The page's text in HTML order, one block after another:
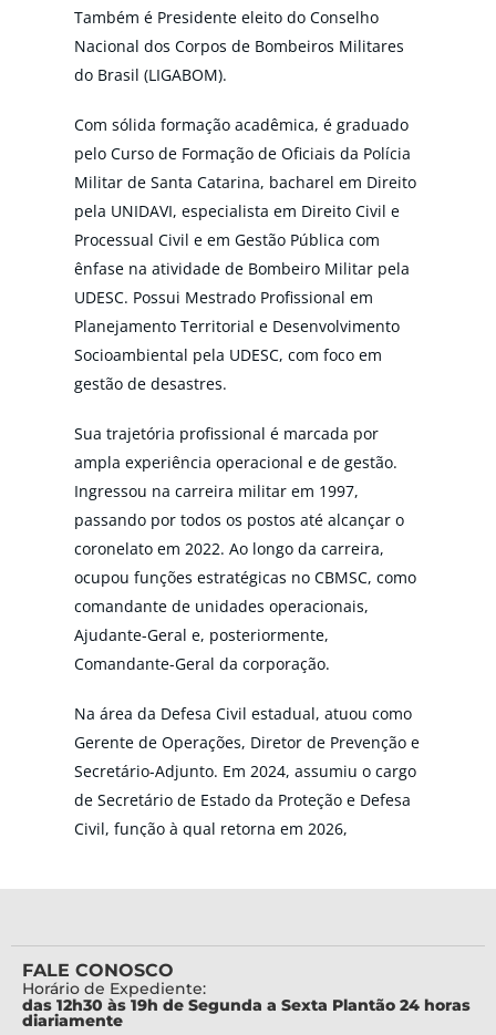
Também é Presidente eleito do Conselho
Nacional dos Corpos de Bombeiros Militares
do Brasil (LIGABOM).
Com sólida formação acadêmica, é graduado
pelo Curso de Formação de Oficiais da Polícia
Militar de Santa Catarina, bacharel em Direito
pela UNIDAVI, especialista em Direito Civil e
Processual Civil e em Gestão Pública com
ênfase na atividade de Bombeiro Militar pela
UDESC. Possui Mestrado Profissional em
Planejamento Territorial e Desenvolvimento
Socioambiental pela UDESC, com foco em
gestão de desastres.
Sua trajetória profissional é marcada por
ampla experiência operacional e de gestão.
Ingressou na carreira militar em 1997,
passando por todos os postos até alcançar o
coronelato em 2022. Ao longo da carreira,
ocupou funções estratégicas no CBMSC, como
comandante de unidades operacionais,
Ajudante-Geral e, posteriormente,
Comandante-Geral da corporação.
Na área da Defesa Civil estadual, atuou como
Gerente de Operações, Diretor de Prevenção e
Secretário-Adjunto. Em 2024, assumiu o cargo
de Secretário de Estado da Proteção e Defesa
Civil, função à qual retorna em 2026,
condução de políticas públicas voltadas à
Também exerceu funções relevantes na
Secretaria de Estado da Segurança Pública e
no Tribunal de Justiça de Santa Catarina.
FALE CONOSCO
Horário de Expediente:
das 12h30 às 19h de Segunda a Sexta Plantão 24 horas
diariamente